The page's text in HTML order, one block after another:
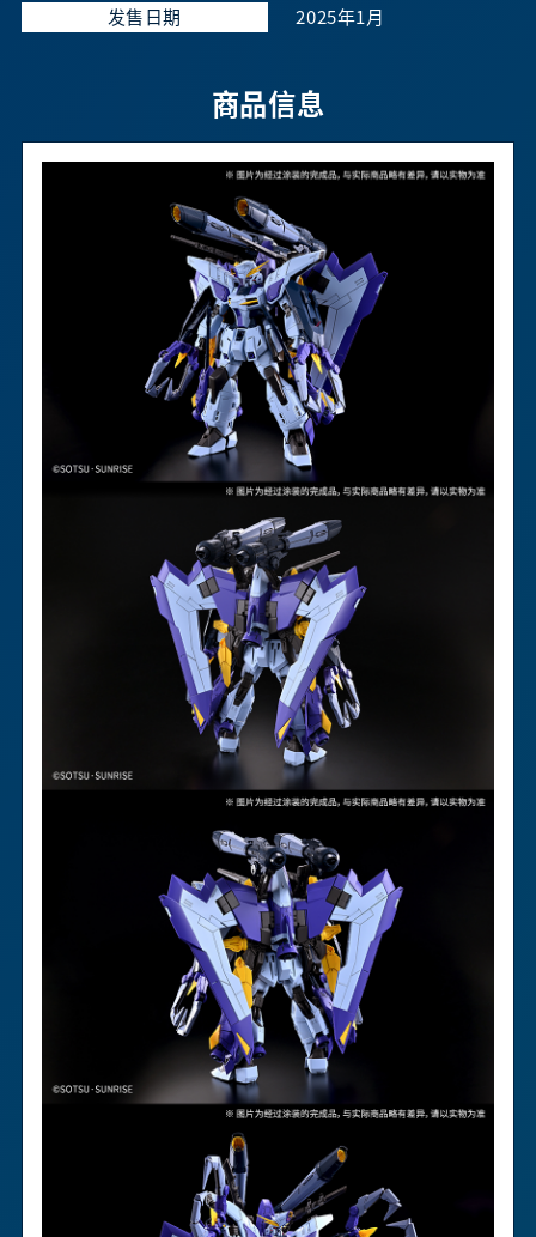
发售日期 2025年1月
商品信息